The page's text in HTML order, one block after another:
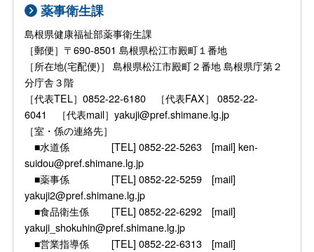
薬事衛生課
島根県健康福祉部薬事衛生課
［郵便］〒690-8501 島根県松江市殿町１番地
［所在地(宅配便)］ 島根県松江市殿町２番地 島根県庁第２
分庁舎３階
［代表TEL］0852-22-6180 ［代表FAX］ 0852-22-
6041 ［代表mail］yakuji@pref.shimane.lg.jp
［室・係の連絡先］
■水道係 [TEL] 0852-22-5263 [mail] ken-
suidou@pref.shimane.lg.jp
■薬事係 [TEL] 0852-22-5259 [mail]
yakuji2@pref.shimane.lg.jp
■食品衛生係 [TEL] 0852-22-6292 [mail]
yakuji_shokuhin@pref.shimane.lg.jp
■営業指導係 [TEL] 0852-22-6313 [mail]